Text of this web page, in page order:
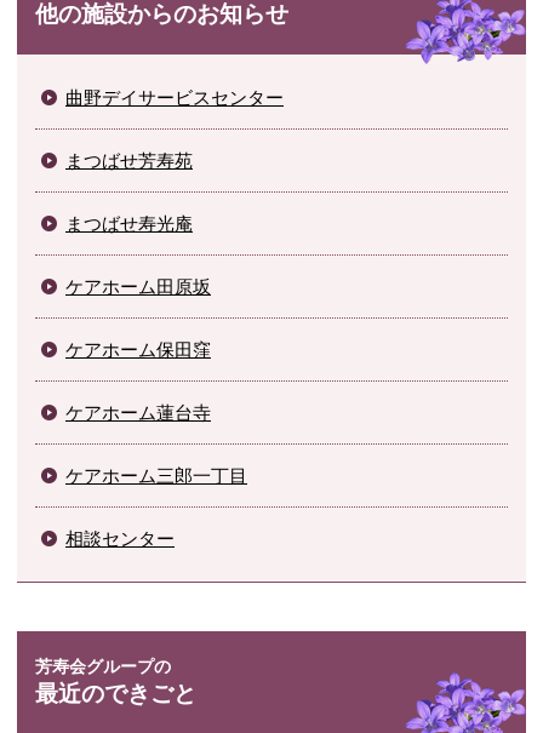
他の施設からのお知らせ
曲野デイサービスセンター
まつばせ芳寿苑
まつばせ寿光庵
ケアホーム田原坂
ケアホーム保田窪
ケアホーム蓮台寺
ケアホーム三郎一丁目
相談センター
最近のできごと